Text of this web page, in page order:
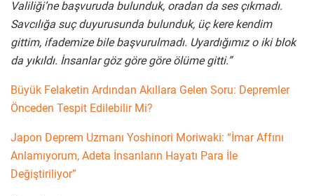
Valiliği’ne başvuruda bulunduk, oradan da ses çıkmadı.
Savcılığa suç duyurusunda bulunduk, üç kere kendim
gittim, ifademize bile başvurulmadı. Uyardığımız o iki blok
da yıkıldı. İnsanlar göz göre göre ölüme gitti.”
Büyük Felaketin Ardından Akıllara Gelen Soru: Depremler
Önceden Tespit Edilebilir Mi?
Japon Deprem Uzmanı Yoshinori Moriwaki: “İmar Affını
Anlamıyorum, Adeta İnsanların Hayatı Para İle
Değiştiriliyor”